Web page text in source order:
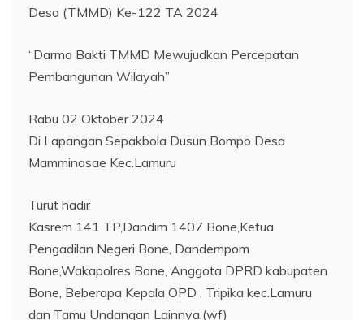
Desa (TMMD) Ke-122 TA 2024
“Darma Bakti TMMD Mewujudkan Percepatan
Pembangunan Wilayah”
Rabu 02 Oktober 2024
Di Lapangan Sepakbola Dusun Bompo Desa
Mamminasae Kec.Lamuru
Turut hadir
Kasrem 141 TP,Dandim 1407 Bone,Ketua
Pengadilan Negeri Bone, Dandempom
Bone,Wakapolres Bone, Anggota DPRD kabupaten
Bone, Beberapa Kepala OPD , Tripika kec.Lamuru
dan Tamu Undangan Lainnya.(wf)